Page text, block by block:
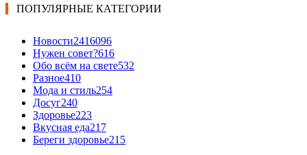
ПОПУЛЯРНЫЕ КАТЕГОРИИ
Новости2416096
Нужен совет?616
Обо всём на свете532
Разное410
Мода и стиль254
Досуг240
Здоровье223
Вкусная еда217
Береги здоровье215